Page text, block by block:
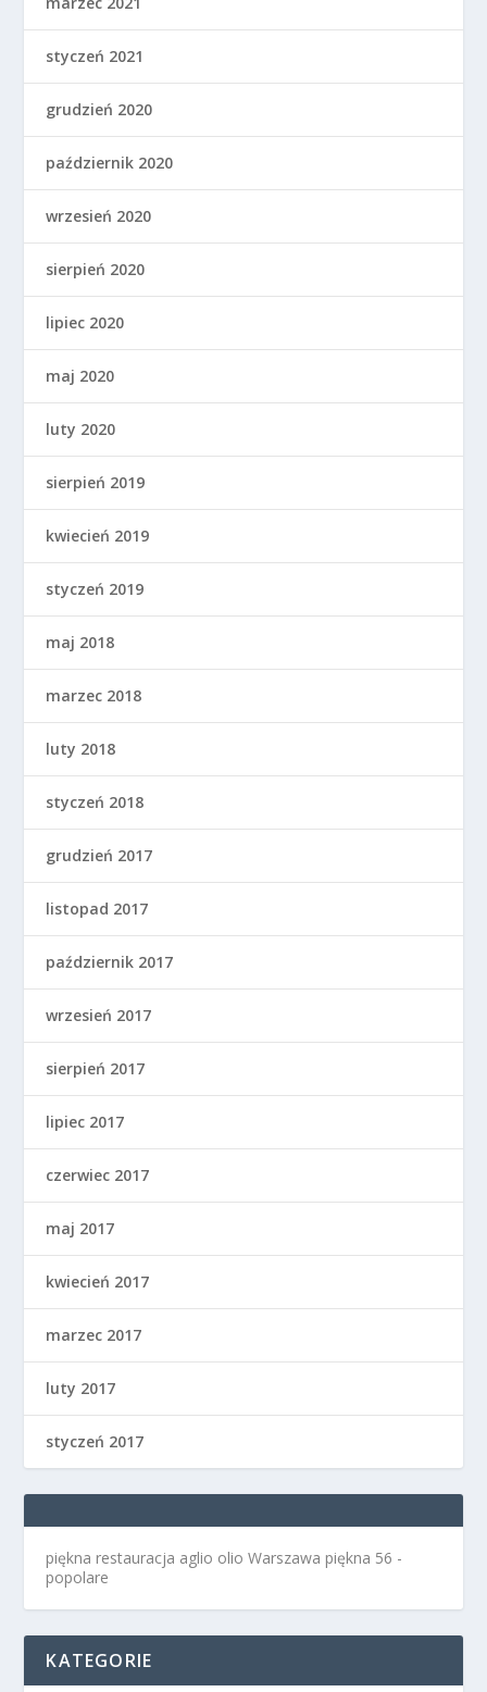
styczeń 2021
grudzień 2020
październik 2020
wrzesień 2020
sierpień 2020
lipiec 2020
maj 2020
luty 2020
sierpień 2019
kwiecień 2019
styczeń 2019
maj 2018
marzec 2018
luty 2018
styczeń 2018
grudzień 2017
listopad 2017
październik 2017
wrzesień 2017
sierpień 2017
lipiec 2017
czerwiec 2017
maj 2017
kwiecień 2017
marzec 2017
luty 2017
styczeń 2017
piękna restauracja aglio olio Warszawa piękna 56 -
popolare
KATEGORIE